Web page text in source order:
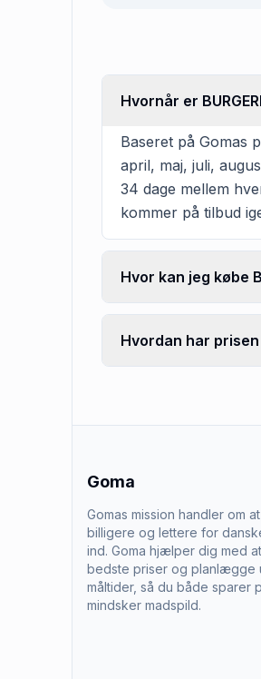
Hvornår er
Baseret på Gomas
april, maj, juli,
34 dage mellem
kommer på tilbud
Hvor kan jeg købe
Hvordan har prisen
Goma
Gomas mission handler om
billigere og lettere for
ind. Goma hjælper dig med
bedste priser og planlægge
måltider, så du både sparer
mindsker madspild.